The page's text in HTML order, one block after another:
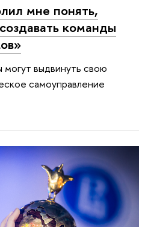
мне понять,
команды
выдвинуть свою
самоуправление